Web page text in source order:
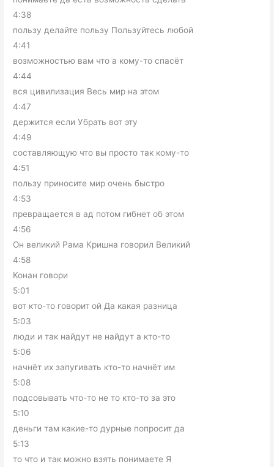
4:38
пользу делайте пользу Пользуйтесь любой
4:41
возможностью вам что а кому-то спасёт
4:44
вся цивилизация Весь мир на этом
4:47
держится если Убрать вот эту
4:49
составляющую что вы просто так кому-то
4:51
пользу приносите мир очень быстро
4:53
превращается в ад потом гибнет об этом
4:56
Он великий Рама Кришна говорил Великий
4:58
Конан говори
5:01
вот кто-то говорит ой Да какая разница
5:03
люди и так найдут не найдут а кто-то
5:06
начнёт их запугивать кто-то начнёт им
5:08
подсовывать что-то не то кто-то за это
5:10
деньги там какие-то дурные попросит да
5:13
то что и так можно взять понимаете Я